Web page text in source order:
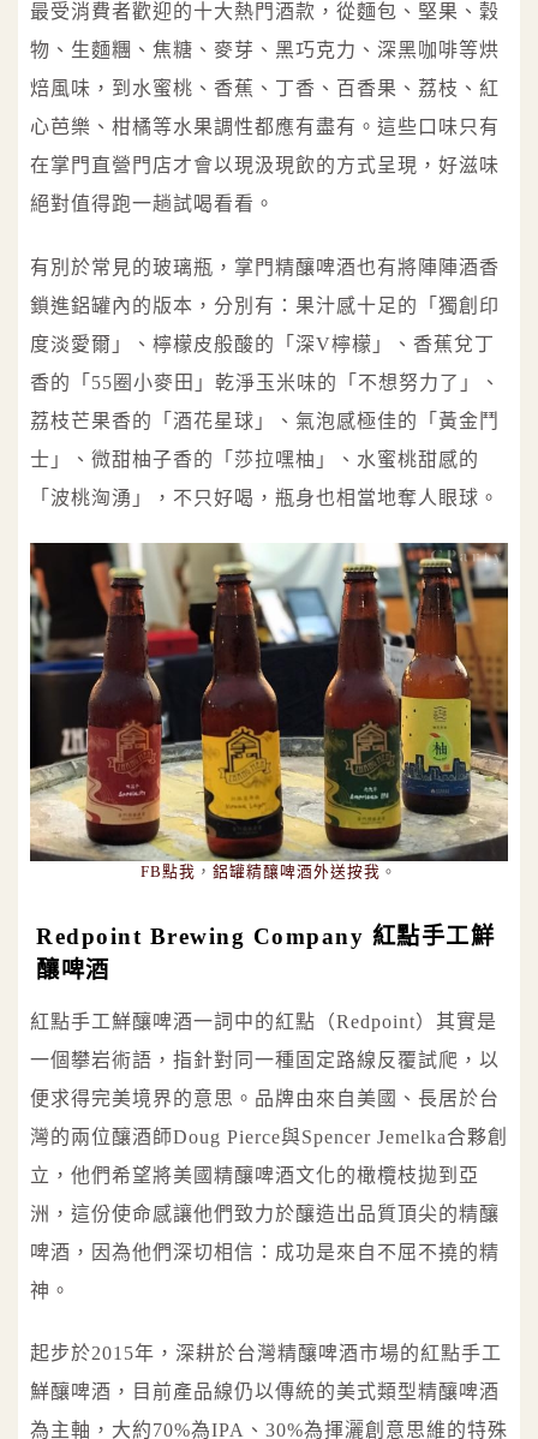
最受消費者歡迎的十大熱門酒款，從麵包、堅果、穀
物、生麵糰、焦糖、麥芽、黑巧克力、深黑咖啡等烘
焙風味，到水蜜桃、香蕉、丁香、百香果、荔枝、紅
心芭樂、柑橘等水果調性都應有盡有。這些口味只有
在掌門直營門店才會以現汲現飲的方式呈現，好滋味
絕對值得跑一趟試喝看看。
有別於常見的玻璃瓶，掌門精釀啤酒也有將陣陣酒香
鎖進鋁罐內的版本，分別有：果汁感十足的「獨創印
度淡愛爾」、檸檬皮般酸的「深V檸檬」、香蕉兌丁
香的「55圈小麥田」乾淨玉米味的「不想努力了」、
荔枝芒果香的「酒花星球」、氣泡感極佳的「黃金鬥
士」、微甜柚子香的「莎拉嘿柚」、水蜜桃甜感的
「波桃洶湧」，不只好喝，瓶身也相當地奪人眼球。
FB點我 ， 鋁罐精釀啤酒外送按我 。
Redpoint Brewing Company 紅點手工鮮
釀啤酒
紅點手工鮮釀啤酒一詞中的紅點（Redpoint）其實是
一個攀岩術語，指針對同一種固定路線反覆試爬，以
便求得完美境界的意思。品牌由來自美國、長居於台
灣的兩位釀酒師Doug Pierce與Spencer Jemelka合夥創
立，他們希望將美國精釀啤酒文化的橄欖枝拋到亞
洲，這份使命感讓他們致力於釀造出品質頂尖的精釀
啤酒，因為他們深切相信：成功是來自不屈不撓的精
神。
起步於2015年，深耕於台灣精釀啤酒市場的紅點手工
鮮釀啤酒，目前產品線仍以傳統的美式類型精釀啤酒
為主軸，大約70%為IPA、30%為揮灑創意思維的特殊